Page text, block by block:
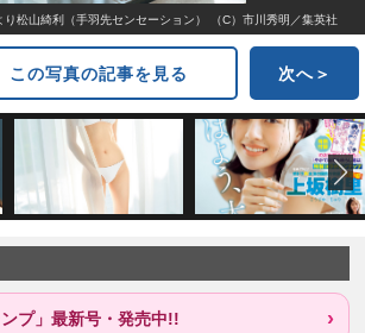
り松山綺利（手羽先センセーション） （C）市川秀明／集英社
この写真の記事を見る 次へ＞
ンプ」最新号・発売中!!